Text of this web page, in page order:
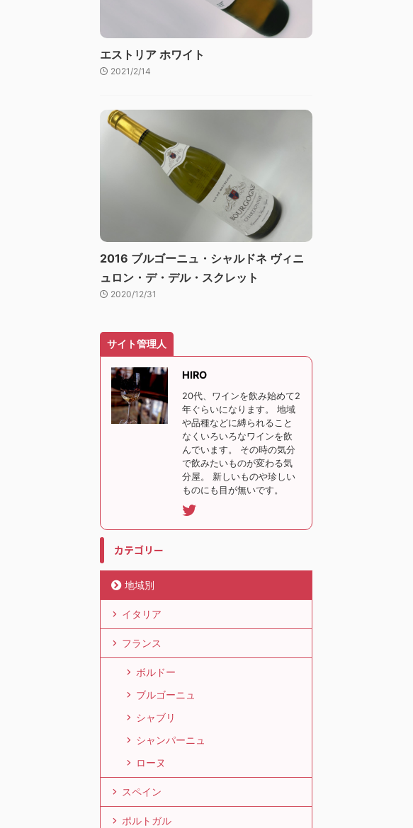
エストリア ホワイト
2021/2/14
2016 ブルゴーニュ・シャルドネ ヴィニ
ュロン・デ・デル・スクレット
2020/12/31
サイト管理人
HIRO
20代、ワインを飲み始めて2
年ぐらいになります。 地域
や品種などに縛られること
なくいろいろなワインを飲
んでいます。 その時の気分
で飲みたいものが変わる気
分屋。 新しいものや珍しい
ものにも目が無いです。
カテゴリー
地域別
イタリア
フランス
ボルドー
ブルゴーニュ
シャブリ
シャンパーニュ
ローヌ
スペイン
ポルトガル